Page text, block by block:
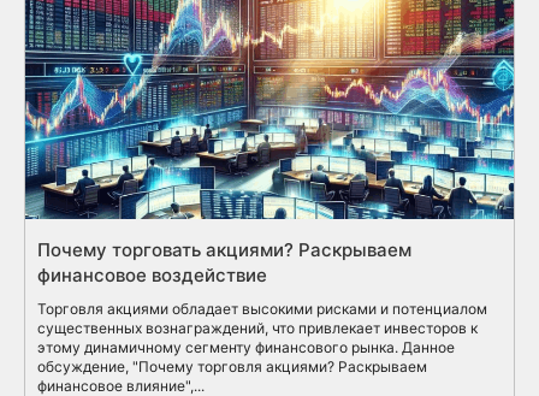
Почему торговать акциями? Раскрываем
финансовое воздействие
Торговля акциями обладает высокими рисками и потенциалом
существенных вознаграждений, что привлекает инвесторов к
этому динамичному сегменту финансового рынка. Данное
обсуждение, "Почему торговля акциями? Раскрываем
финансовое влияние",...